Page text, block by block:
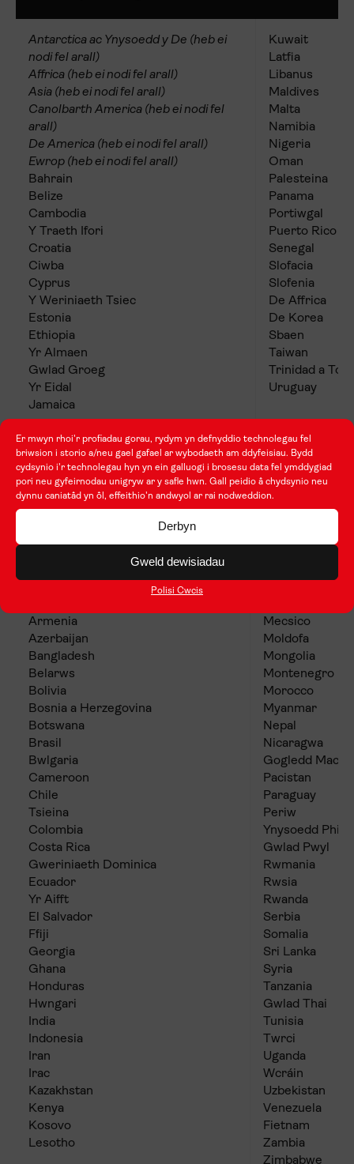
Er mwyn rhoi'r profiadau gorau, rydym yn defnyddio technolegau fel
briwsion i storio a/neu gael gafael ar wybodaeth am ddyfeisiau. Bydd
cydsynio i'r technolegau hyn yn ein galluogi i brosesu data fel ymddygiad
pori neu gyfeirnodau unigryw ar y safle hwn. Gall peidio â chydsynio neu
dynnu caniatâd yn ôl, effeithio'n andwyol ar rai nodweddion.
Derbyn
Gweld dewisiadau
Polisi Cwcis
Antarctica ac Ynysoedd y De (heb ei
nodi fel arall)
Affrica (heb ei nodi fel arall)
Asia (heb ei nodi fel arall)
Canolbarth America (heb ei nodi fel
arall)
De America (heb ei nodi fel arall)
Ewrop (heb ei nodi fel arall)
Bahrain
Belize
Cambodia
Y Traeth Ifori
Croatia
Ciwba
Cyprus
Y Weriniaeth Tsiec
Estonia
Ethiopia
Yr Almaen
Gwlad Groeg
Yr Eidal
Jamaica
Kuwait
Latfia
Libanus
Maldives
Malta
Namibia
Nigeria
Oman
Palesteina
Panama
Portiwgal
Puerto Rico
Senegal
Slofacia
Slofenia
De Affrica
De Korea
Sbaen
Taiwan
Trinidad a
Uruguay
Grŵp 3 (Gwledydd costau byw is)
Armenia
Azerbaijan
Bangladesh
Belarws
Bolivia
Bosnia a Herzegovina
Botswana
Brasil
Bwlgaria
Cameroon
Chile
Tsieina
Colombia
Costa Rica
Gweriniaeth Dominica
Ecuador
Yr Aifft
El Salvador
Ffiji
Georgia
Ghana
Honduras
Hwngari
India
Indonesia
Iran
Irac
Kazakhstan
Kenya
Kosovo
Lesotho
Mecsico
Moldofa
Mongolia
Montenegro
Morocco
Myanmar
Nepal
Nicaragwa
Gogledd
Pacistan
Paraguay
Periw
Ynysoedd
Gwlad Pwyl
Rwmania
Rwsia
Rwanda
Serbia
Somalia
Sri Lanka
Syria
Tanzania
Gwlad Thai
Tunisia
Twrci
Uganda
Wcráin
Uzbekistan
Venezuela
Fietnam
Zambia
Zimbabwe